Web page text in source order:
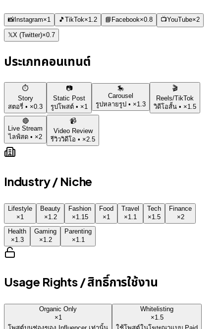
📸Instagram×1 🎵 TikTok×1.2 📘 Facebook×0.8 📺YouTube×2
𝕏X (Twitter)×0.7
ประเภทคอนเทนต์
⏱️
Story
สตอรี่ • ×0.3
📷
Static Post
รูปโพสต์ • ×1
🎠
Carousel
รูปหลายรูป • ×1.3
🎬
Reels/TikTok
วิดีโอสั้น • ×1.5
🔴
Live Stream
ไลฟ์สด • ×2
📹
Video Review
รีวิววิดีโอ • ×2.5
Industry / Niche
Lifestyle
×1
Beauty
×1.2
Fashion
×1.15
Food
×1
Travel
×1.1
Tech
×1.5
Finance
×2
Health
×1.3
Gaming
×1.2
Parenting
×1.1
Usage Rights / สิทธิ์การใช้งาน
Organic Only
×1
Whitelisting
×1.5